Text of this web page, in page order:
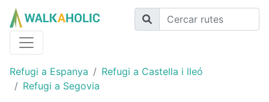
Refugi a Espanya
Refugi a Castella i lleó
Refugi a Segovia